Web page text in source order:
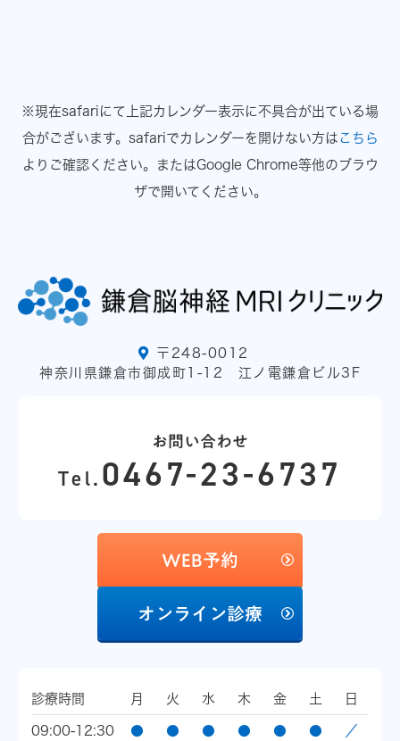
※現在safariにて上記カレンダー表示に不具合が出ている場
合がございます。 safariでカレンダーを開けない方は こちら
よりご確認ください。
またはGoogle Chrome等他のブラウ
ザで開いてください。
〒248-0012
神奈川県鎌倉市御成町1-12 江ノ電鎌倉ビル3F
お問い合わせ
Tel. 0467-23-6737
WEB予約
オンライン診療
診療時間 月 火 水 木 金 土 日
09:00-12:30 ● ● ● ● ● ● ／